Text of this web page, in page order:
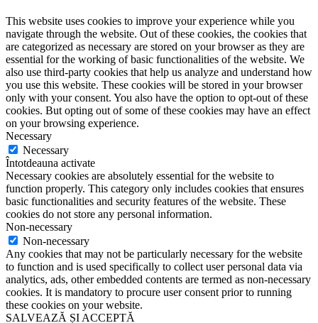
This website uses cookies to improve your experience while you
navigate through the website. Out of these cookies, the cookies that
are categorized as necessary are stored on your browser as they are
essential for the working of basic functionalities of the website. We
also use third-party cookies that help us analyze and understand how
you use this website. These cookies will be stored in your browser
only with your consent. You also have the option to opt-out of these
cookies. But opting out of some of these cookies may have an effect
on your browsing experience.
Necessary
Necessary
Întotdeauna activate
Necessary cookies are absolutely essential for the website to
function properly. This category only includes cookies that ensures
basic functionalities and security features of the website. These
cookies do not store any personal information.
Non-necessary
Non-necessary
Any cookies that may not be particularly necessary for the website
to function and is used specifically to collect user personal data via
analytics, ads, other embedded contents are termed as non-necessary
cookies. It is mandatory to procure user consent prior to running
these cookies on your website.
SALVEAZĂ ȘI ACCEPTĂ